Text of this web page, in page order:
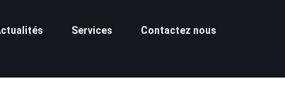
Services Contactez nous